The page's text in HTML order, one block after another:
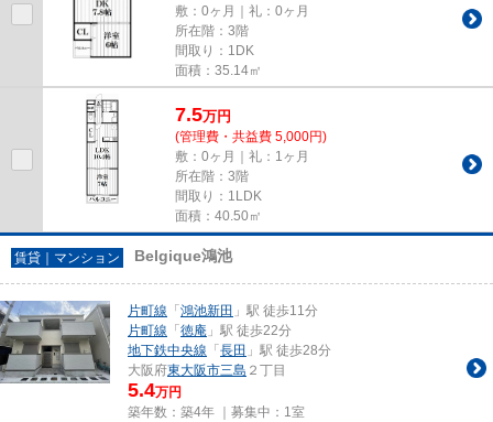
敷：0ヶ月｜礼：0ヶ月
所在階：3階
間取り：1DK
面積：35.14㎡
7.5万円
(管理費・共益費 5,000円)
敷：0ヶ月｜礼：1ヶ月
所在階：3階
間取り：1LDK
面積：40.50㎡
賃貸｜マンション Belgique鴻池
片町線 「 鴻池新田 」駅 徒歩11分
片町線 「 徳庵 」駅 徒歩22分
地下鉄中央線 「 長田 」駅 徒歩28分
大阪府東大阪市三島 ２丁目
5.4万円
築年数：築4年 ｜募集中： 1室